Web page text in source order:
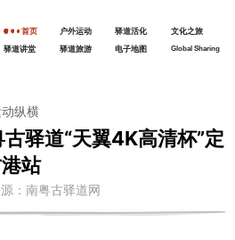
首页 户外运动 驿道活化
文化之旅
驿道讲堂
驿道旅游 电子地图 Global Sharing
动纵横
驿道“天翼4K高清杯”定
站
：南粤古驿道网